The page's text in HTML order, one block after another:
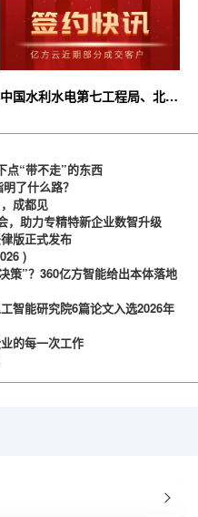
中国水利水电第七工程局、北京
点“带不走”的东西
了什么路？
成都见
，助力专精特新企业数智升级
版正式发布
)
策”？360亿方智能给出本体落地
智能研究院6篇论文入选2026年
的每一次工作